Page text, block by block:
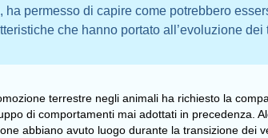
ha permesso di capire come potrebbero
che hanno portato all’evoluzione dei
terrestre negli animali ha richiesto la
di comportamenti mai adottati in precedenza.
abbiano avuto luogo durante la transizione dei